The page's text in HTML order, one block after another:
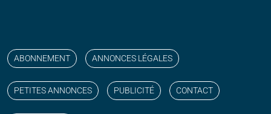
ABONNEMENT ANNONCES LÉGALES
PETITES ANNONCES PUBLICITÉ CONTACT